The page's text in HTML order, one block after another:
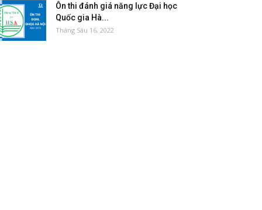
Ôn thi đánh giá năng lực Đại học
Quốc gia Hà...
Tháng Sáu 16, 2022